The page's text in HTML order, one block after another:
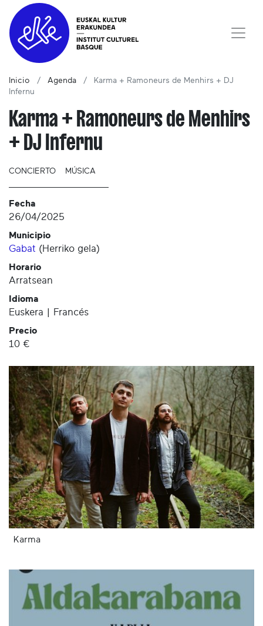
Inicio Agenda
Karma + Ramoneurs de Menhirs + DJ
Infernu
Karma + Ramoneurs de Menhirs
+ DJ Infernu
CONCIERTO MÚSICA
Fecha
26/04/2025
Municipio
Gabat (Herriko gela)
Horario
Arratsean
Idioma
Euskera | Francés
Precio
10 €
Karma